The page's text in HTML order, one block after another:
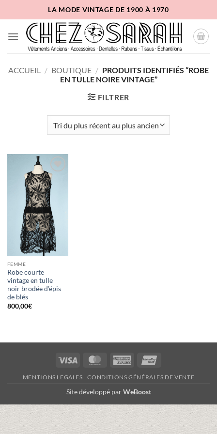
au
contenu
LA MODE VINTAGE DE 1900 À 1970
ACCUEIL / BOUTIQUE / PRODUITS IDENTIFIÉS “ROBE
EN TULLE NOIRE VINTAGE”
FILTRER
Ajouter
à la liste
d'envies
FEMME
Robe courte
vintage en tulle
noir brodée d’épis
de blés
800,00€
Visa MasterCardAmerican
MENTIONS LEGALES CONDITIONS GÉNÉRALES DE VENTE
Site développé parWeBoost